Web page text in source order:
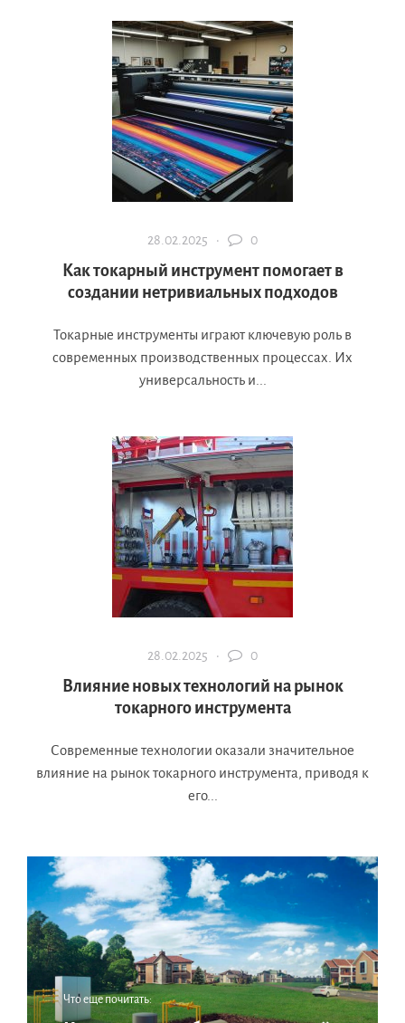
28.02.2025 · 0
Как токарный инструмент помогает в
создании нетривиальных подходов
Токарные инструменты играют ключевую роль в
современных производственных процессах. Их
универсальность и...
28.02.2025 · 0
Влияние новых технологий на рынок
токарного инструмента
Современные технологии оказали значительное
влияние на рынок токарного инструмента, приводя к
его...
Что еще почитать: